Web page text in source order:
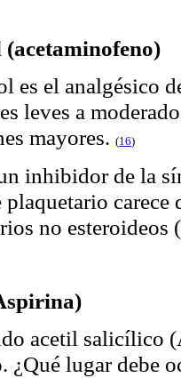
es el analgésico
leves a
mayores. (16)
inhibidor de la
plaquetario
no esteroideos
acetil salicílico
¿Qué lugar debe